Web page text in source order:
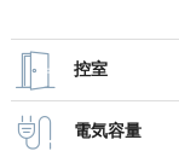
控室
電気容量